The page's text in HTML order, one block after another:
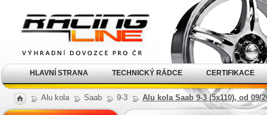
Alu kola Saab 9-3 Alu kola Saab 9-3 (5x110), od 09/
kola Racing Line
HLAVNÍ STRANA TECHNICKÝ RÁDCE CERTIFIKACE